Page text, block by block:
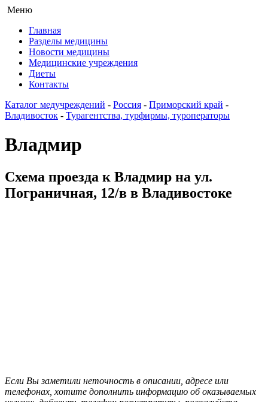
Меню
Главная
Разделы медицины
Новости медицины
Медицинские учреждения
Диеты
Контакты
Каталог медучреждений - Россия - Приморский край -
Владивосток - Турагентства, турфирмы, туроператоры
Владмир
Схема проезда к Владмир на ул.
Пограничная, 12/в в Владивостоке
Если Вы заметили неточность в описании, адресе или
телефонах, хотите дополнить информацию об оказываемых